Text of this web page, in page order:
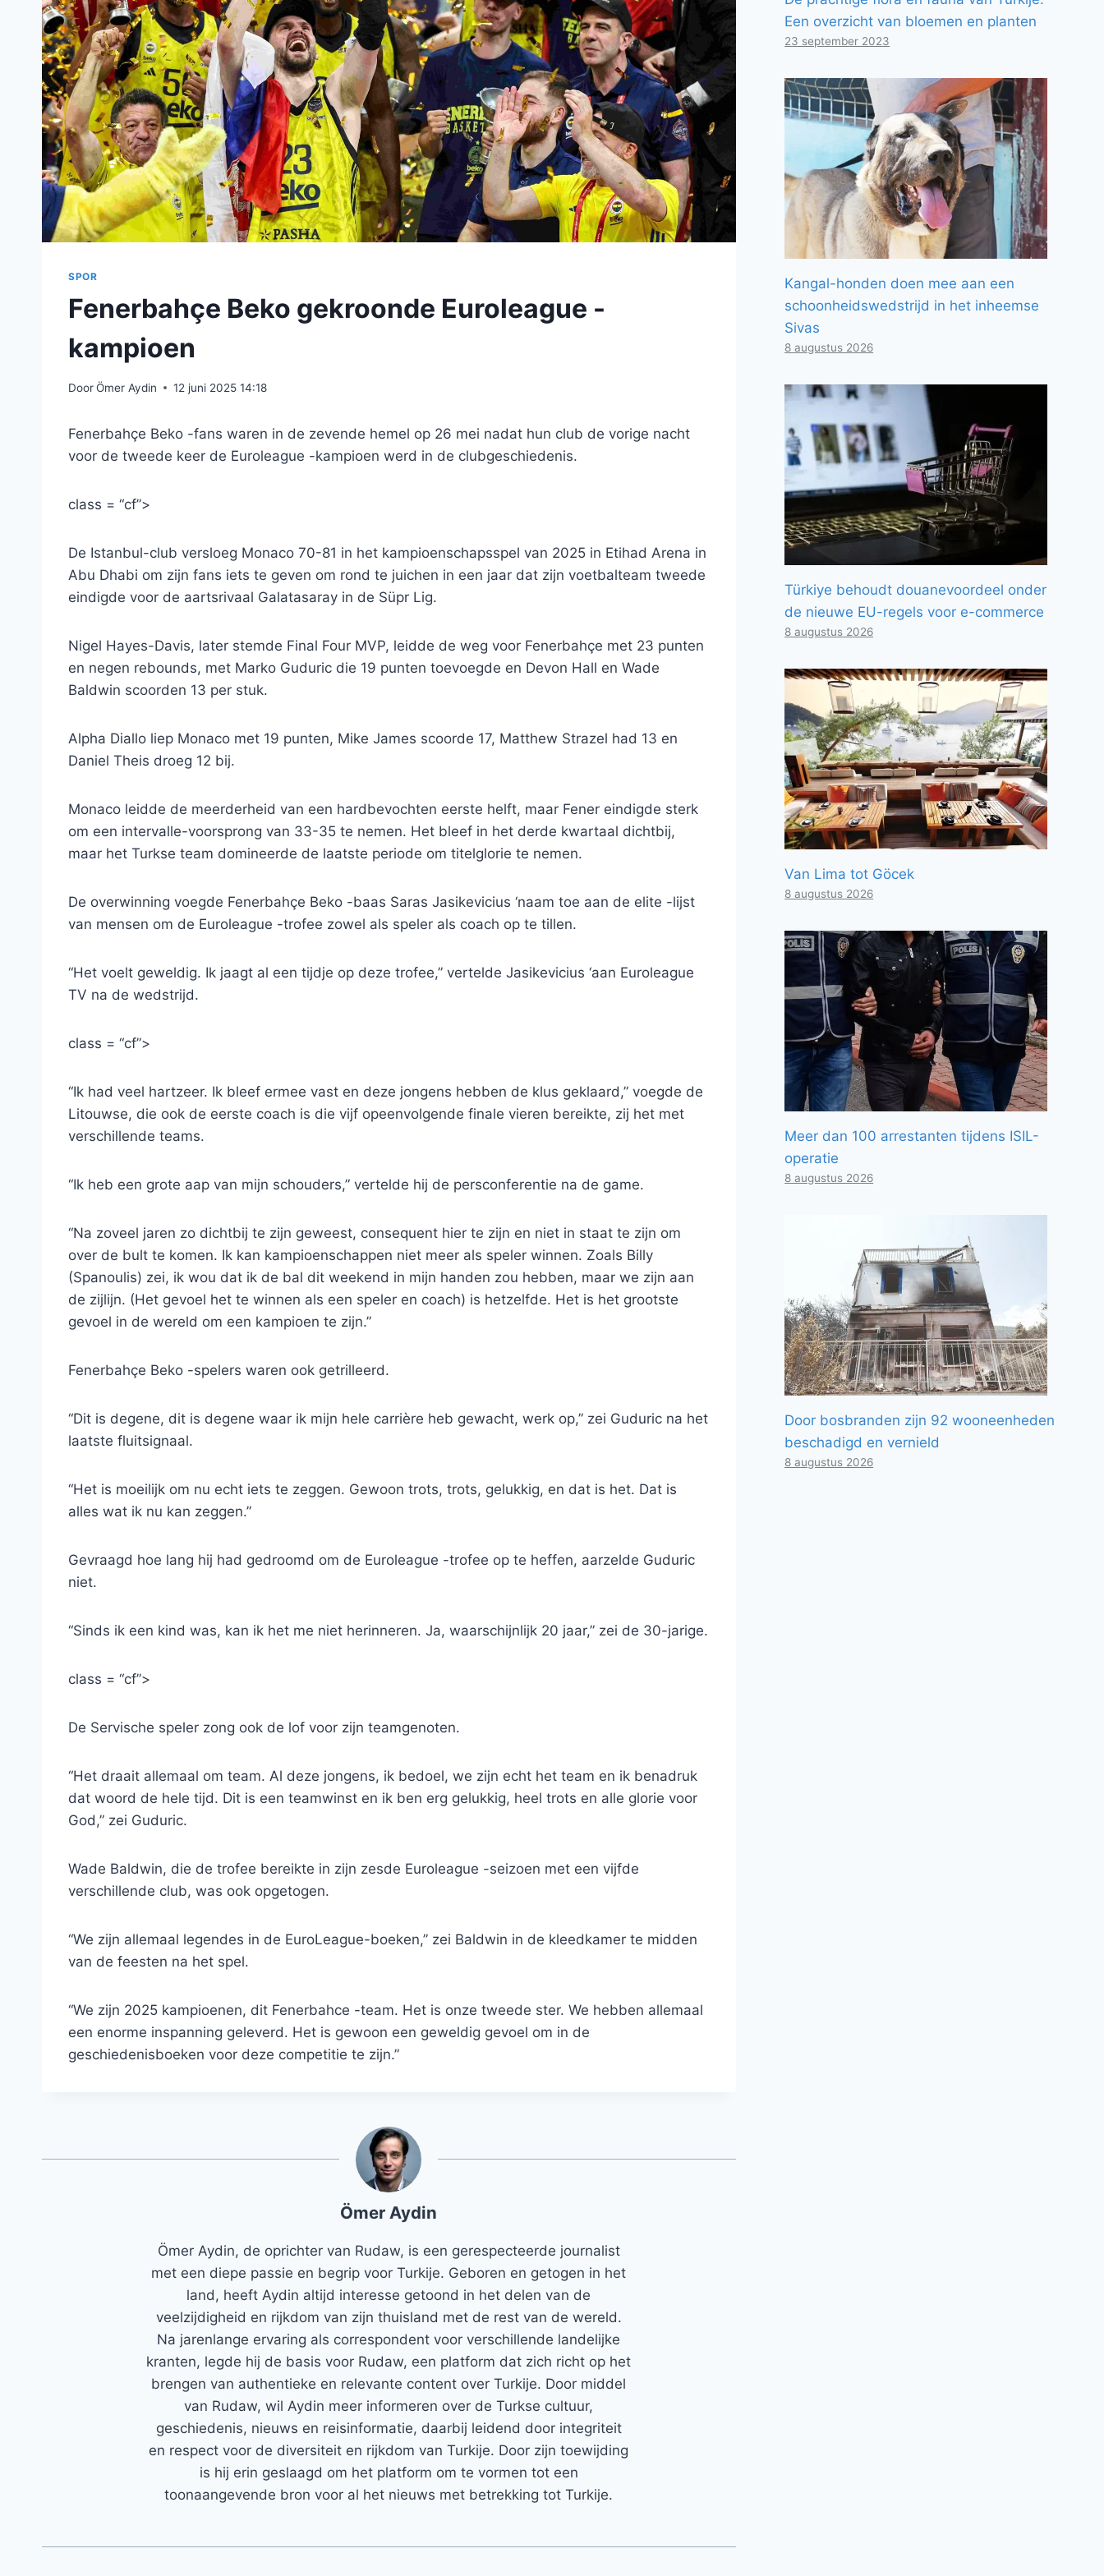
SPOR
Fenerbahçe Beko gekroonde Euroleague -
kampioen
DoorÖmer Aydin 12 juni 2025 14:18
Fenerbahçe Beko -fans waren in de zevende hemel op 26 mei nadat hun club de vorige nacht
voor de tweede keer de Euroleague -kampioen werd in de clubgeschiedenis.
class = “cf”>
De Istanbul-club versloeg Monaco 70-81 in het kampioenschapsspel van 2025 in Etihad Arena in
Abu Dhabi om zijn fans iets te geven om rond te juichen in een jaar dat zijn voetbalteam tweede
eindigde voor de aartsrivaal Galatasaray in de Süpr Lig.
Nigel Hayes-Davis, later stemde Final Four MVP, leidde de weg voor Fenerbahçe met 23 punten
en negen rebounds, met Marko Guduric die 19 punten toevoegde en Devon Hall en Wade
Baldwin scoorden 13 per stuk.
Alpha Diallo liep Monaco met 19 punten, Mike James scoorde 17, Matthew Strazel had 13 en
Daniel Theis droeg 12 bij.
Monaco leidde de meerderheid van een hardbevochten eerste helft, maar Fener eindigde sterk
om een ​​intervalle-voorsprong van 33-35 te nemen. Het bleef in het derde kwartaal dichtbij,
maar het Turkse team domineerde de laatste periode om titelglorie te nemen.
De overwinning voegde Fenerbahçe Beko -baas Saras Jasikevicius ‘naam toe aan de elite -lijst
van mensen om de Euroleague -trofee zowel als speler als coach op te tillen.
“Het voelt geweldig. Ik jaagt al een tijdje op deze trofee,” vertelde Jasikevicius ‘aan Euroleague
TV na de wedstrijd.
class = “cf”>
“Ik had veel hartzeer. Ik bleef ermee vast en deze jongens hebben de klus geklaard,” voegde de
Litouwse, die ook de eerste coach is die vijf opeenvolgende finale vieren bereikte, zij het met
verschillende teams.
“Ik heb een grote aap van mijn schouders,” vertelde hij de persconferentie na de game.
“Na zoveel jaren zo dichtbij te zijn geweest, consequent hier te zijn en niet in staat te zijn om
over de bult te komen. Ik kan kampioenschappen niet meer als speler winnen. Zoals Billy
(Spanoulis) zei, ik wou dat ik de bal dit weekend in mijn handen zou hebben, maar we zijn aan
de zijlijn. (Het gevoel het te winnen als een speler en coach) is hetzelfde. Het is het grootste
gevoel in de wereld om een ​​kampioen te zijn.”
Fenerbahçe Beko -spelers waren ook getrilleerd.
“Dit is degene, dit is degene waar ik mijn hele carrière heb gewacht, werk op,” zei Guduric na het
laatste fluitsignaal.
“Het is moeilijk om nu echt iets te zeggen. Gewoon trots, trots, gelukkig, en dat is het. Dat is
alles wat ik nu kan zeggen.”
Gevraagd hoe lang hij had gedroomd om de Euroleague -trofee op te heffen, aarzelde Guduric
niet.
“Sinds ik een kind was, kan ik het me niet herinneren. Ja, waarschijnlijk 20 jaar,” zei de 30-jarige.
class = “cf”>
De Servische speler zong ook de lof voor zijn teamgenoten.
“Het draait allemaal om team. Al deze jongens, ik bedoel, we zijn echt het team en ik benadruk
dat woord de hele tijd. Dit is een teamwinst en ik ben erg gelukkig, heel trots en alle glorie voor
God,” zei Guduric.
Wade Baldwin, die de trofee bereikte in zijn zesde Euroleague -seizoen met een vijfde
verschillende club, was ook opgetogen.
“We zijn allemaal legendes in de EuroLeague-boeken,” zei Baldwin in de kleedkamer te midden
van de feesten na het spel.
“We zijn 2025 kampioenen, dit Fenerbahce -team. Het is onze tweede ster. We hebben allemaal
een enorme inspanning geleverd. Het is gewoon een geweldig gevoel om in de
geschiedenisboeken voor deze competitie te zijn.”
Ömer Aydin
Ömer Aydin, de oprichter van Rudaw, is een gerespecteerde journalist
met een diepe passie en begrip voor Turkije. Geboren en getogen in het
land, heeft Aydin altijd interesse getoond in het delen van de
veelzijdigheid en rijkdom van zijn thuisland met de rest van de wereld.
Na jarenlange ervaring als correspondent voor verschillende landelijke
kranten, legde hij de basis voor Rudaw, een platform dat zich richt op het
brengen van authentieke en relevante content over Turkije. Door middel
van Rudaw, wil Aydin meer informeren over de Turkse cultuur,
geschiedenis, nieuws en reisinformatie, daarbij leidend door integriteit
en respect voor de diversiteit en rijkdom van Turkije. Door zijn toewijding
is hij erin geslaagd om het platform om te vormen tot een
toonaangevende bron voor al het nieuws met betrekking tot Turkije.
Een overzicht van bloemen en planten
23 september 2023
Kangal-honden doen mee aan een
schoonheidswedstrijd in het inheemse
Sivas
8 augustus 2026
Türkiye behoudt douanevoordeel onder
de nieuwe EU-regels voor e-commerce
8 augustus 2026
Van Lima tot Göcek
8 augustus 2026
Meer dan 100 arrestanten tijdens ISIL-
operatie
8 augustus 2026
Door bosbranden zijn 92 wooneenheden
beschadigd en vernield
8 augustus 2026